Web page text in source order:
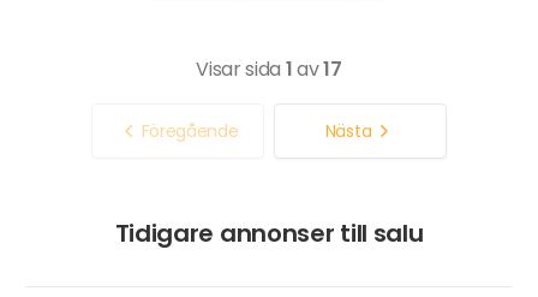
Visar sida 1av17
Föregående Nästa
Tidigare annonser till salu